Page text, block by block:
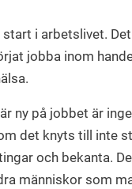
i arbetslivet.
jobba inom
ny på jobbet är
det knyts till inte
och bekanta.
människor som